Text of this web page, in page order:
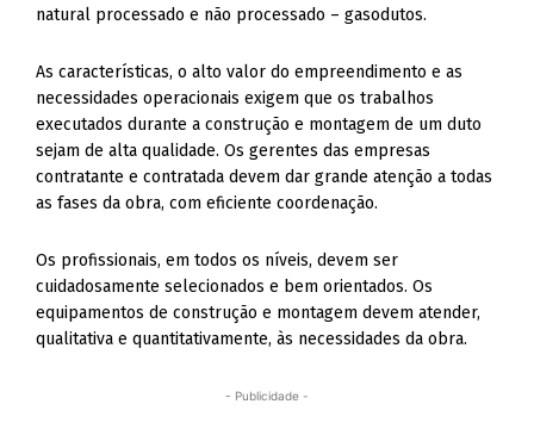
natural processado e não processado – gasodutos.
As características, o alto valor do empreendimento e as
necessidades operacionais exigem que os trabalhos
executados durante a construção e montagem de um duto
sejam de alta qualidade. Os gerentes das empresas
contratante e contratada devem dar grande atenção a todas
as fases da obra, com eficiente coordenação.
Os profissionais, em todos os níveis, devem ser
cuidadosamente selecionados e bem orientados. Os
equipamentos de construção e montagem devem atender,
qualitativa e quantitativamente, às necessidades da obra.
- Publicidade -